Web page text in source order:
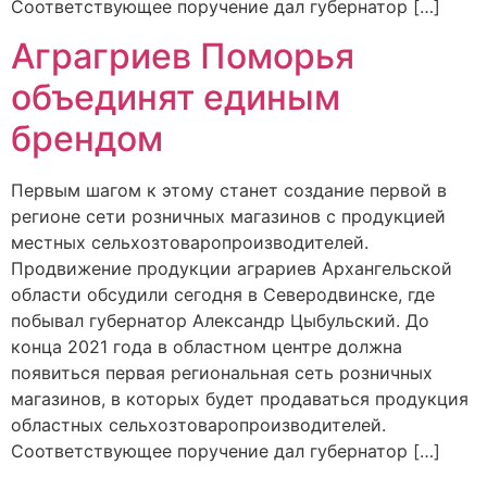
Соответствующее поручение дал губернатор […]
Аграгриев Поморья
объединят единым
брендом
Первым шагом к этому станет создание первой в
регионе сети розничных магазинов с продукцией
местных сельхозтоваропроизводителей.
Продвижение продукции аграриев Архангельской
области обсудили сегодня в Северодвинске, где
побывал губернатор Александр Цыбульский. До
конца 2021 года в областном центре должна
появиться первая региональная сеть розничных
магазинов, в которых будет продаваться продукция
областных сельхозтоваропроизводителей.
Соответствующее поручение дал губернатор […]